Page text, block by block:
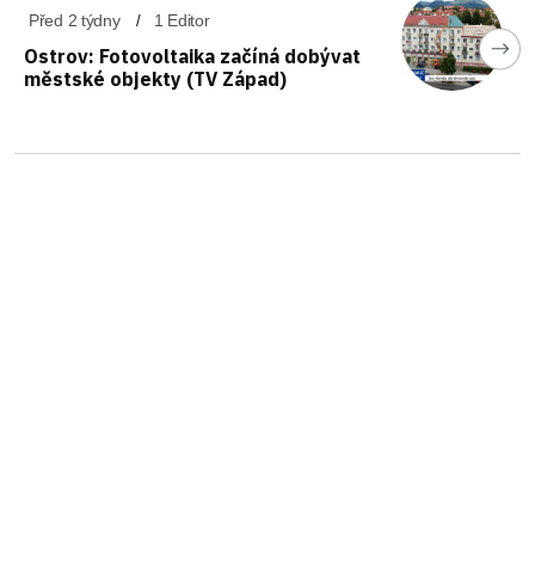
Před 2 týdny 1 Editor
Ostrov: Fotovoltaika začíná dobývat
městské objekty (TV Západ)